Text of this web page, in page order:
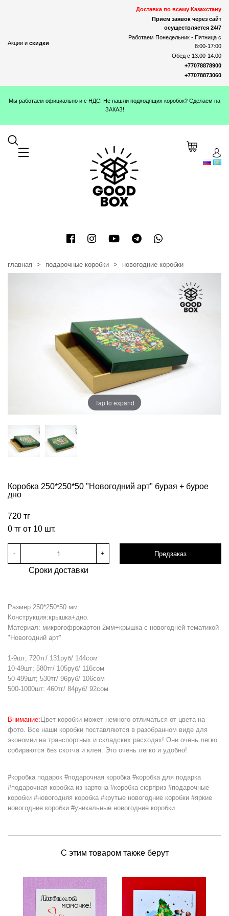
Акции и скидки
Доставка по всему Казахстану
Прием заявок через сайт
осуществляется 24/7
Работаем Понедельник - Пятница с
8:00-17:00
Обед с 13:00-14:00
+77078878900
+77078873060
Мы работаем официально и с НДС! Не нашли подходящих коробок? Сделаем на
ЗАКАЗ!
главная подарочные коробки новогодние коробки
Tap to expand
Коробка 250*250*50 "Новогодний арт" бурая + бурое
дно
720 тг
0 тг от 10 шт.
- + Предзаказ
Сроки доставки
Размер:250*250*50 мм.
Конструкция:крышка+дно.
Материал: микрогофрокартон 2мм+крышка с новогодней тематикой
"Новогодний арт"
1-9шт; 720тг/ 131руб/ 144сом
10-49шт; 580тг/ 105руб/ 116сом
50-499шт; 530тг/ 96руб/ 106сом
500-1000шт: 460тг/ 84руб/ 92сом
Внимание: Цвет коробки может немного отличаться от цвета на
фото. Все наши коробки поставляются в разобранном виде для
экономии на транспортных и складских расходах! Они очень легко
собираются без скотча и клея. Это очень легко и удобно!
#коробка подарок #подарочная коробка #коробка для подарка
#подарочная коробка из картона #коробка сюрприз #подарочные
коробки #новогодняя коробка #крутые новогодние коробки #яркие
новогодние коробки #уникальные новогодние коробки
С этим товаром также берут